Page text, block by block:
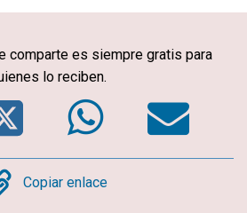
comparte es siempre gratis para
lo reciben.
Twitter
Copy
Copiar enlace